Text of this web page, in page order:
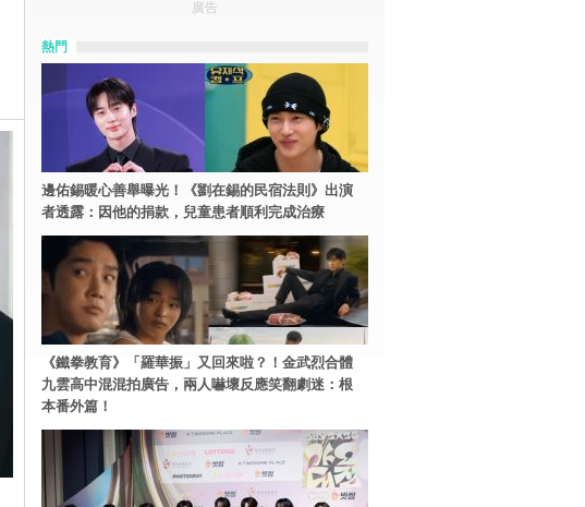
廣告
熱門
邊佑錫暖心善舉曝光！《劉在錫的民宿法則》出演
者透露：因他的捐款，兒童患者順利完成治療
《鐵拳教育》「羅華振」又回來啦？！金武烈合體
九雲高中混混拍廣告，兩人嚇壞反應笑翻劇迷：根
本番外篇！